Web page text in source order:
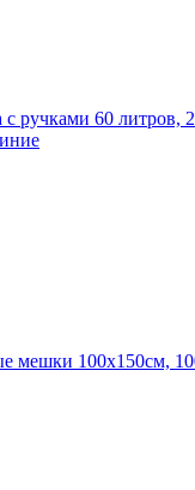
ручками 60
мешки 100х150см,